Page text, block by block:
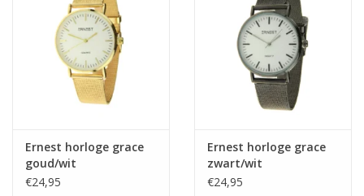
Ernest horloge grace
goud/wit
€24,95
Ernest horloge grace
zwart/wit
€24,95